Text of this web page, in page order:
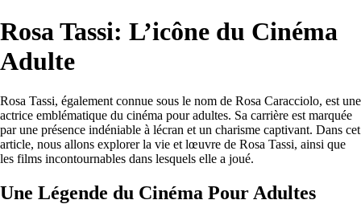
Rosa Tassi: L’icône du Cinéma
Adulte
Rosa Tassi, également connue sous le nom de Rosa Caracciolo, est une
actrice emblématique du cinéma pour adultes. Sa carrière est marquée
par une présence indéniable à lécran et un charisme captivant. Dans cet
article, nous allons explorer la vie et lœuvre de Rosa Tassi, ainsi que
les films incontournables dans lesquels elle a joué.
Une Légende du Cinéma Pour Adultes